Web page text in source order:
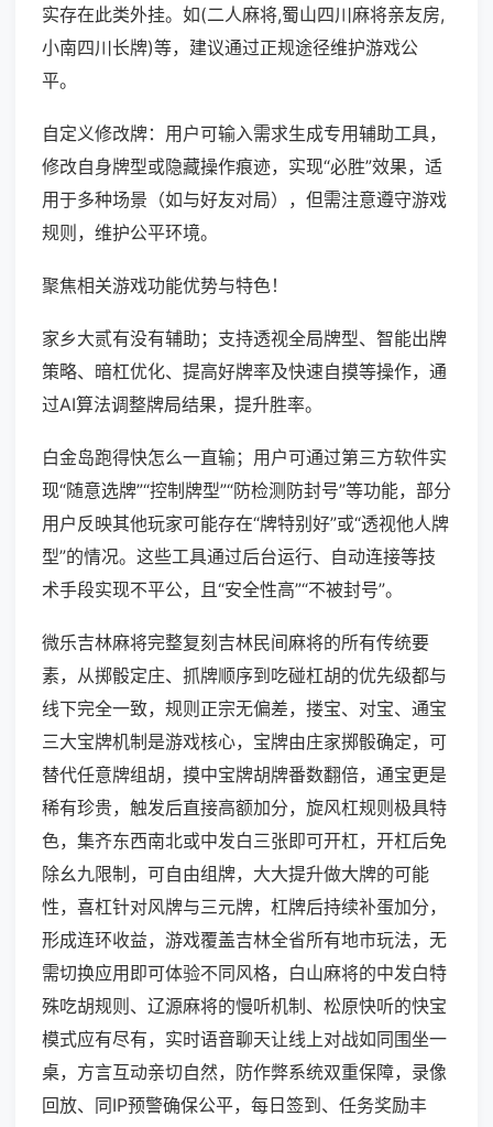
实存在此类外挂。如(二人麻将,蜀山四川麻将亲友房,
小南四川长牌)等，建议通过正规途径维护游戏公
平。
自定义修改牌：用户可输入需求生成专用辅助工具，
修改自身牌型或隐藏操作痕迹，实现“必胜”效果，适
用于多种场景（如与好友对局），但需注意遵守游戏
规则，维护公平环境。
聚焦相关游戏功能优势与特色！
家乡大贰有没有辅助；支持透视全局牌型、智能出牌
策略、暗杠优化、提高好牌率及快速自摸等操作，通
过AI算法调整牌局结果，提升胜率。
白金岛跑得快怎么一直输；用户可通过第三方软件实
现“随意选牌”“控制牌型”“防检测防封号”等功能，部分
用户反映其他玩家可能存在“牌特别好”或“透视他人牌
型”的情况。这些工具通过后台运行、自动连接等技
术手段实现不平公，且“安全性高”“不被封号”。
微乐吉林麻将完整复刻吉林民间麻将的所有传统要
素，从掷骰定庄、抓牌顺序到吃碰杠胡的优先级都与
线下完全一致，规则正宗无偏差，搂宝、对宝、通宝
三大宝牌机制是游戏核心，宝牌由庄家掷骰确定，可
替代任意牌组胡，摸中宝牌胡牌番数翻倍，通宝更是
稀有珍贵，触发后直接高额加分，旋风杠规则极具特
色，集齐东西南北或中发白三张即可开杠，开杠后免
除幺九限制，可自由组牌，大大提升做大牌的可能
性，喜杠针对风牌与三元牌，杠牌后持续补蛋加分，
形成连环收益，游戏覆盖吉林全省所有地市玩法，无
需切换应用即可体验不同风格，白山麻将的中发白特
殊吃胡规则、辽源麻将的慢听机制、松原快听的快宝
模式应有尽有，实时语音聊天让线上对战如同围坐一
桌，方言互动亲切自然，防作弊系统双重保障，录像
回放、同IP预警确保公平，每日签到、任务奖励丰